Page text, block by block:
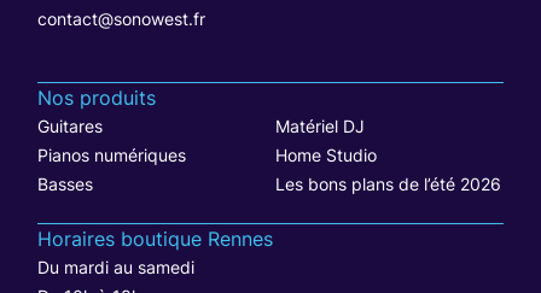
contact@sonowest.fr
Nos produits
Guitares
Matériel DJ
Pianos numériques
Home Studio
Basses
Les bons plans de l’été 2026
Horaires boutique Rennes
Du mardi au samedi